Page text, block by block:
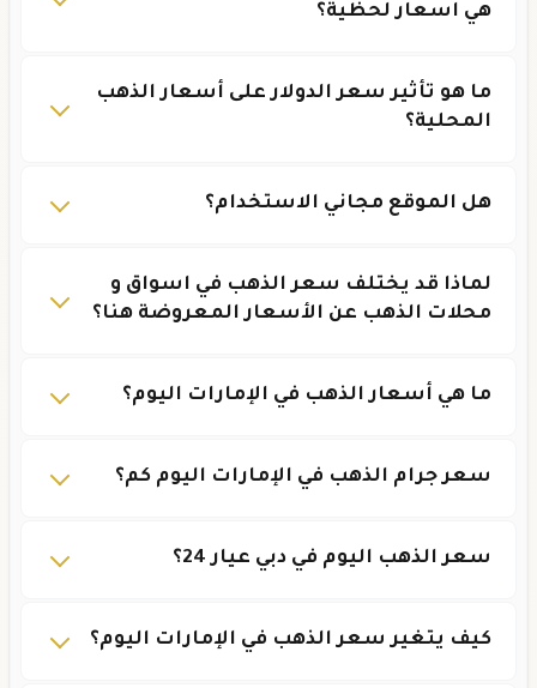
هي اسعار لحظية؟
ما هو تأثير سعر الدولار على أسعار الذهب
المحلية؟
هل الموقع مجاني الاستخدام؟
لماذا قد يختلف سعر الذهب في اسواق و
محلات الذهب عن الأسعار المعروضة هنا؟
ما هي أسعار الذهب في الإمارات اليوم؟
سعر جرام الذهب في الإمارات اليوم كم؟
سعر الذهب اليوم في دبي عيار 24؟
كيف يتغير سعر الذهب في الإمارات اليوم؟